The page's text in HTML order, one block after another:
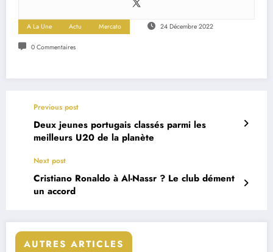
A La Une Actu Mercato 24 Décembre 2022
0 Commentaires
Previous post
Deux jeunes portugais classés parmi les
meilleurs U20 de la planète
Next post
Cristiano Ronaldo à Al-Nassr ? Le club dément
un accord
AUTRES ARTICLES